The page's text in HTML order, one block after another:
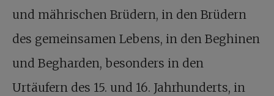
und mährischen Brüdern, in den Brüdern
des gemeinsamen Lebens, in den Beghinen
und Begharden, besonders in den
Urtäufern des 15. und 16. Jahrhunderts, in